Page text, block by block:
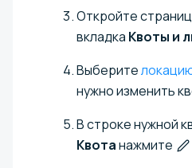
Откройте
вкладка Квоты и
Выберите
нужно изменить
В строке нужной
Квотанажмите